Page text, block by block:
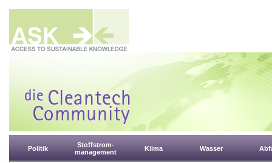
Politik
Stoffstrom-
management
Klima Wasser